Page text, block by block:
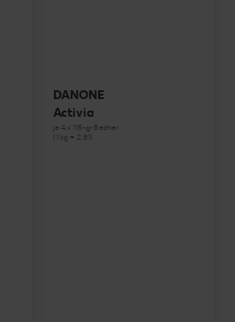
DANONE
Activia
je 4 x 115-g-Becher
(1 kg = 2.81)